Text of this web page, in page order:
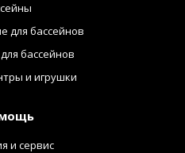
для бассейнов
бассейнов
и игрушки
и сервис